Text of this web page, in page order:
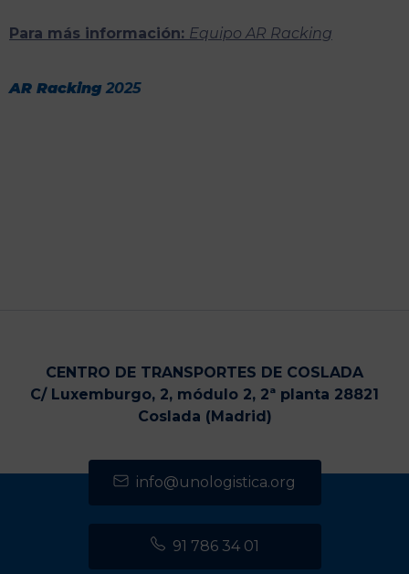
Para más información: Equipo AR Racking
AR Racking2025
CENTRO DE TRANSPORTES DE COSLADA
C/ Luxemburgo, 2, módulo 2, 2ª planta 28821
Coslada (Madrid)
info@unologistica.org
91 786 34 01